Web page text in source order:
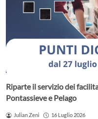
Riparte il servizio dei
Pontassieve e Pelago
Julian Zeni 16 Luglio 2026